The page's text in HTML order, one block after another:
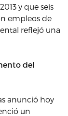
y que seis
empleos de
reflejó una
del
anunció hoy
un